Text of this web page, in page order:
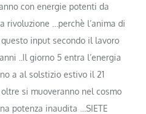
con energie potenti da
rivoluzione …perchè l’anima di
input secondo il lavoro
..Il giorno 5 entra l’energia
a al solstizio estivo il 21
si muoveranno nel cosmo
potenza inaudita …SIETE